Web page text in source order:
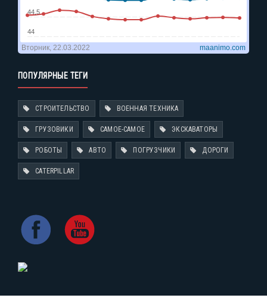
ПОПУЛЯРНЫЕ ТЕГИ
СТРОИТЕЛЬСТВО ВОЕННАЯ ТЕХНИКА
ГРУЗОВИКИ САМОЕ-САМОЕ ЭКСКАВАТОРЫ
РОБОТЫ АВТО ПОГРУЗЧИКИ ДОРОГИ
CATERPILLAR